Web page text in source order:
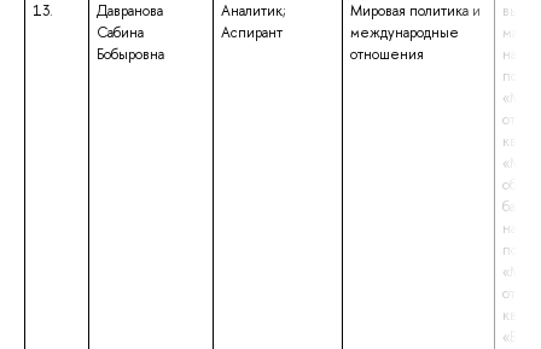
13.
Давранова
Сабина
Бобыровна
Аналитик;
Аспирант
Мировая политика и
международные
отношения